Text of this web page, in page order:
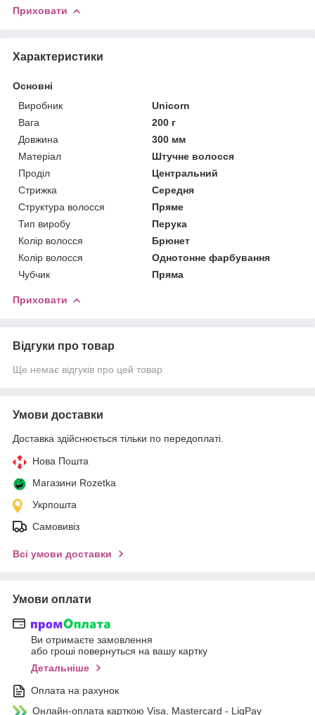
Приховати
Характеристики
Основні
Виробник
Unicorn
Вага
200 г
Довжина
300 мм
Матеріал
Штучне волосся
Проділ
Центральний
Стрижка
Середня
Структура волосся
Пряме
Тип виробу
Перука
Колір волосся
Брюнет
Колір волосся
Однотонне фарбування
Чубчик
Пряма
Приховати
Відгуки про товар
Ще немає відгуків про цей товар
Умови доставки
Доставка здійснюється тільки по передоплаті.
Нова Пошта
Магазини Rozetka
Укрпошта
Самовивіз
Всі умови доставки
Умови оплати
Ви отримаєте замовлення
або гроші повернуться на вашу картку
Детальніше
Оплата на рахунок
Онлайн-оплата карткою Visa, Mastercard - LiqPay